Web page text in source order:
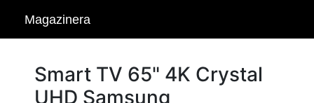
Magazinera
Smart TV 65" 4K Crystal
UHD Samsung